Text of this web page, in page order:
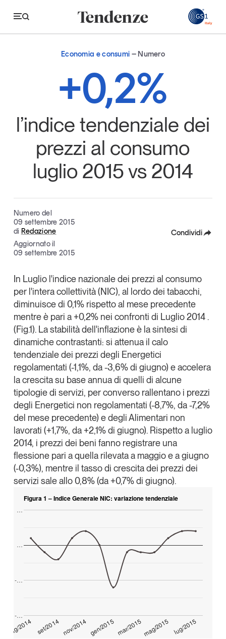
Tendenze
Economia e consumi
Innovazione
Logistica
Retail e brand
Sostenibilità
Magazine
Articoli
Opinioni
Il Numero
Interviste
Comunicati stampa
Video
Podcast
Tutti gli studi e le ricerche
Eventi e formazione
Tutti gli appuntamenti
Chi siamo
Newsletter
Contatti
Tendenze Journal
La nostra newsletter nella tua email
Economia e consumi Numero
+0,2%
l’indice tendenziale dei
prezzi al consumo
luglio 2015 vs 2014
Numero del
09 settembre 2015
di Redazione
Aggiornato il
09 settembre 2015
Condividi
Linkedin
Copia Link
In Luglio l'indice nazionale dei prezzi al consumo
per l'intera collettività (NIC), al lordo dei tabacchi,
diminuisce di 0,1% rispetto al mese precedente
mentre è pari a +0,2% nei confronti di Luglio 2014 .
(Fig.1). La stabilità dell'inflazione è la sintesi di
dinamiche contrastanti: si attenua il calo
tendenziale dei prezzi degli Energetici
regolamentati (-1,1%, da -3,6% di giugno) e accelera
la crescita su base annua di quelli di alcune
tipologie di servizi, per converso rallentano i prezzi
degli Energetici non regolamentati (-8,7%, da -7,2%
del mese precedente) e degli Alimentari non
lavorati (+1,7%, da +2,1% di giugno). Rispetto a luglio
2014, i prezzi dei beni fanno registrare una
flessione pari a quella rilevata a maggio e a giugno
(-0,3%), mentre il tasso di crescita dei prezzi dei
servizi sale allo 0,8% (da +0,7% di giugno).
Figura 1 – Indice Generale NIC: variazione tendenziale
lug/2014 set/2014 nov/2014 gen/2015mar/2015mag/2015 lug/2015
-…
-…
…
…